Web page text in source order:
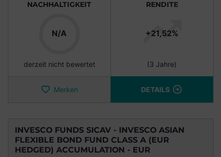
NACHHALTIGKEIT
N/A
derzeit nicht bewertet
RENDITE
+21,52%
(3 Jahre)
Merken DETAILS
INVESCO FUNDS SICAV - INVESCO ASIAN
FLEXIBLE BOND FUND CLASS A (EUR
HEDGED) ACCUMULATION - EUR